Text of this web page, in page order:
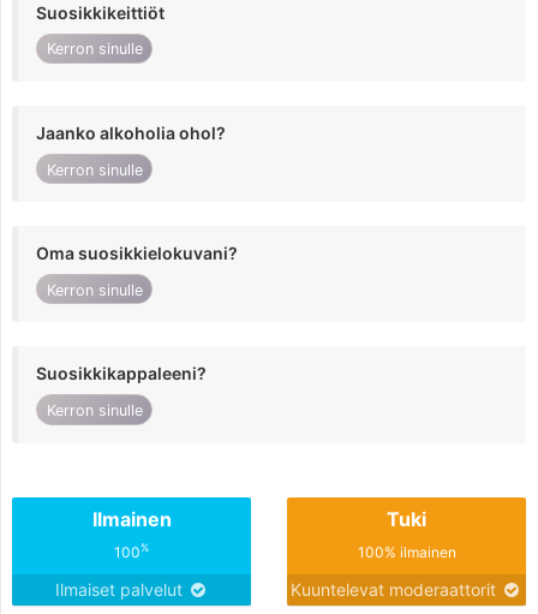
Suosikkikeittiöt
Kerron sinulle
Jaanko alkoholia ohol?
Kerron sinulle
Oma suosikkielokuvani?
Kerron sinulle
Suosikkikappaleeni?
Kerron sinulle
Ilmainen
100%
Ilmaiset palvelut
Tuki
100% ilmainen
Kuuntelevat moderaattorit